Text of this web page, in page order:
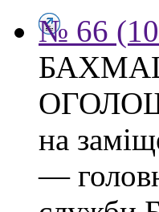
№ 66
на
—